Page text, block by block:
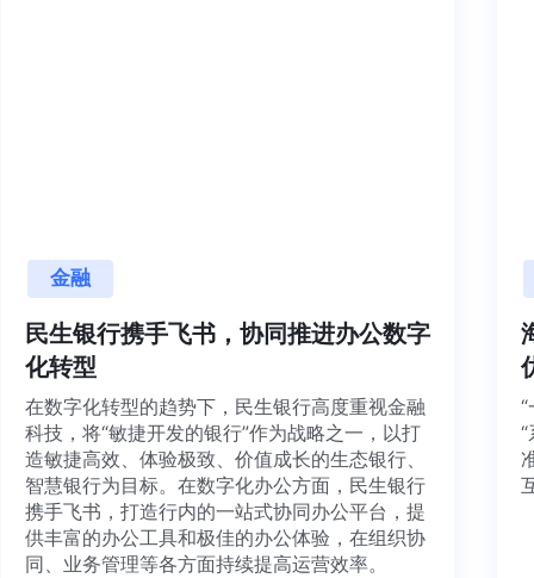
金融
民生银行携手飞书，协同推进办公数字
化转型
在数字化转型的趋势下，民生银行高度重视金融
科技，将“敏捷开发的银行”作为战略之一，以打
造敏捷高效、体验极致、价值成长的生态银行、
智慧银行为目标。在数字化办公方面，民生银行
携手飞书，打造行内的一站式协同办公平台，提
供丰富的办公工具和极佳的办公体验，在组织协
同、业务管理等各方面持续提高运营效率。